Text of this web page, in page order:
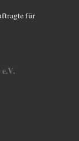
für